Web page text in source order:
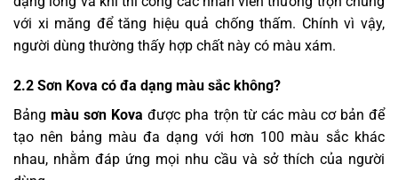
với xi măng để tăng hiệu quả chống thấm. Chính vì vậy,
người dùng thường thấy hợp chất này có màu xám.
2.2 Sơn Kova có đa dạng màu sắc không?
Bảngmàu sơn Kova được pha trộn từ các màu cơ bản để
tạo nên bảng màu đa dạng với hơn 100 màu sắc khác
nhau, nhằm đáp ứng mọi nhu cầu và sở thích của người